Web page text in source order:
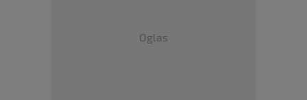
Oglas